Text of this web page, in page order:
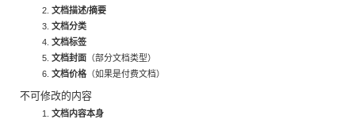
文档描述/摘要
文档分类
文档标签
文档封面 （部分文档类型）
文档价格 （如果是付费文档）
不可修改的内容
文档内容本身